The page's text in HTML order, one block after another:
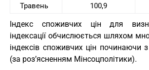
Травень 100,9
Індекс споживчих цін для
індексації обчислюється шляхом
індексів споживчих цін починаючи
(за розʼясненням Мінсоцполітики).